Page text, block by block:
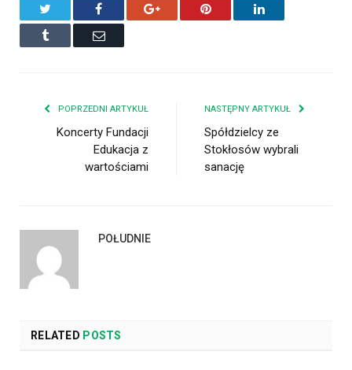
Facebook Google+ Pinterest LinkedIn
Tumblr Email
POPRZEDNI ARTYKUŁ
Koncerty Fundacji
Edukacja z
wartościami
NASTĘPNY ARTYKUŁ
Spółdzielcy ze
Stokłosów wybrali
sanację
POŁUDNIE
RELATED POSTS